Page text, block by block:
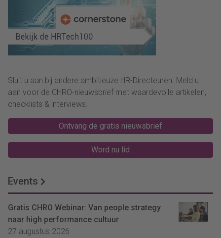
Sluit u aan bij andere ambitieuze HR-Directeuren. Meld u
aan voor de CHRO-nieuwsbrief met waardevolle artikelen,
checklists & interviews.
Ontvang de gratis nieuwsbrief
Word nu lid
Events
Gratis CHRO Webinar: Van people strategy
naar high performance cultuur
27 augustus 2026